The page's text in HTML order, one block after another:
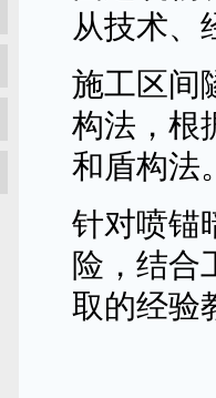
从技术、
施工区间
构法，根
和盾构法
针对喷锚
险，结合
取的经验